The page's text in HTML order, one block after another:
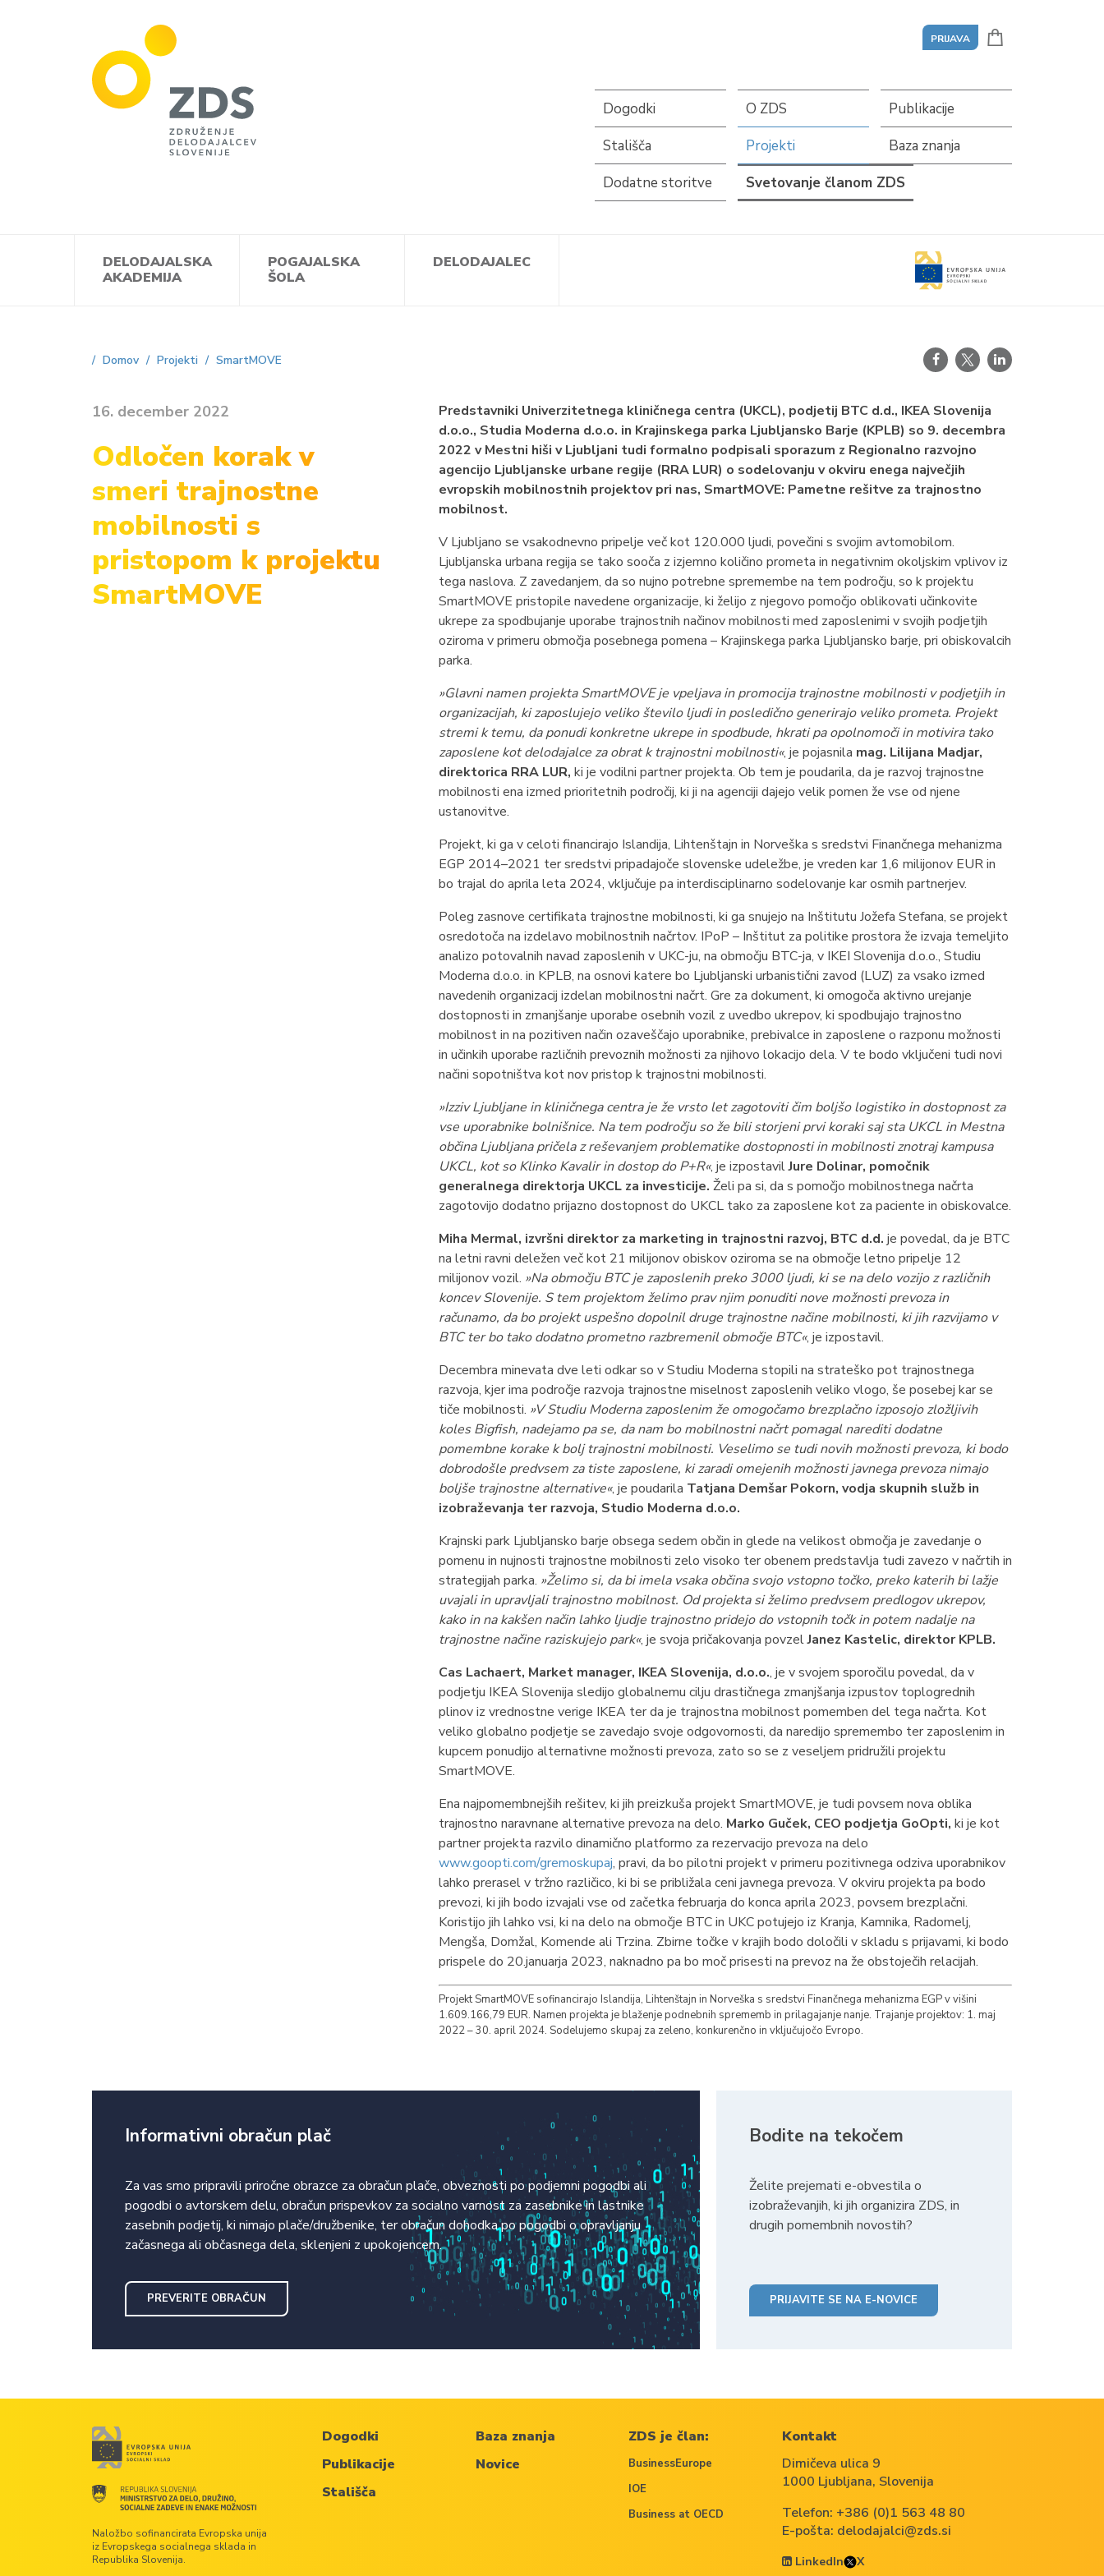
PRIJAVA
Dogodki O ZDS
Publikacije
Stališča
Projekti
Baza znanja
Dodatne storitve
Svetovanje članom ZDS
DELODAJALSKA
AKADEMIJA
POGAJALSKA
ŠOLA
DELODAJALEC
Domov Projekti SmartMOVE
16. december 2022
Odločen korak v
smeri trajnostne
mobilnosti s
pristopom k projektu
SmartMOVE
Predstavniki Univerzitetnega kliničnega centra (UKCL), podjetij BTC d.d., IKEA Slovenija
d.o.o., Studia Moderna d.o.o. in Krajinskega parka Ljubljansko Barje (KPLB) so 9. decembra
2022 v Mestni hiši v Ljubljani tudi formalno podpisali sporazum z Regionalno razvojno
agencijo Ljubljanske urbane regije (RRA LUR) o sodelovanju v okviru enega največjih
evropskih mobilnostnih projektov pri nas, SmartMOVE: Pametne rešitve za trajnostno
mobilnost.
V Ljubljano se vsakodnevno pripelje več kot 120.000 ljudi, povečini s svojim avtomobilom.
Ljubljanska urbana regija se tako sooča z izjemno količino prometa in negativnim okoljskim vplivov iz
tega naslova. Z zavedanjem, da so nujno potrebne spremembe na tem področju, so k projektu
SmartMOVE pristopile navedene organizacije, ki želijo z njegovo pomočjo oblikovati učinkovite
ukrepe za spodbujanje uporabe trajnostnih načinov mobilnosti med zaposlenimi v svojih podjetjih
oziroma v primeru območja posebnega pomena – Krajinskega parka Ljubljansko barje, pri obiskovalcih
parka.
»Glavni namen projekta SmartMOVE je vpeljava in promocija trajnostne mobilnosti v podjetjih in
organizacijah, ki zaposlujejo veliko število ljudi in posledično generirajo veliko prometa. Projekt
stremi k temu, da ponudi konkretne ukrepe in spodbude, hkrati pa opolnomoči in motivira tako
zaposlene kot delodajalce za obrat k trajnostni mobilnosti«, je pojasnila mag. Lilijana Madjar,
direktorica RRA LUR, ki je vodilni partner projekta. Ob tem je poudarila, da je razvoj trajnostne
mobilnosti ena izmed prioritetnih področij, ki ji na agenciji dajejo velik pomen že vse od njene
ustanovitve.
Projekt, ki ga v celoti financirajo Islandija, Lihtenštajn in Norveška s sredstvi Finančnega mehanizma
EGP 2014–2021 ter sredstvi pripadajoče slovenske udeležbe, je vreden kar 1,6 milijonov EUR in
bo trajal do aprila leta 2024, vključuje pa interdisciplinarno sodelovanje kar osmih partnerjev.
Poleg zasnove certifikata trajnostne mobilnosti, ki ga snujejo na Inštitutu Jožefa Stefana, se projekt
osredotoča na izdelavo mobilnostnih načrtov. IPoP – Inštitut za politike prostora že izvaja temeljito
analizo potovalnih navad zaposlenih v UKC-ju, na območju BTC-ja, v IKEI Slovenija d.o.o., Studiu
Moderna d.o.o. in KPLB, na osnovi katere bo Ljubljanski urbanistični zavod (LUZ) za vsako izmed
navedenih organizacij izdelan mobilnostni načrt. Gre za dokument, ki omogoča aktivno urejanje
dostopnosti in zmanjšanje uporabe osebnih vozil z uvedbo ukrepov, ki spodbujajo trajnostno
mobilnost in na pozitiven način ozaveščajo uporabnike, prebivalce in zaposlene o razponu možnosti
in učinkih uporabe različnih prevoznih možnosti za njihovo lokacijo dela. V te bodo vključeni tudi novi
načini sopotništva kot nov pristop k trajnostni mobilnosti.
»Izziv Ljubljane in kliničnega centra je že vrsto let zagotoviti čim boljšo logistiko in dostopnost za
vse uporabnike bolnišnice. Na tem področju so že bili storjeni prvi koraki saj sta UKCL in Mestna
občina Ljubljana pričela z reševanjem problematike dostopnosti in mobilnosti znotraj kampusa
UKCL, kot so Klinko Kavalir in dostop do P+R«, je izpostavilJure Dolinar, pomočnik
generalnega direktorja UKCL za investicije. Želi pa si, da s pomočjo mobilnostnega načrta
zagotovijo dodatno prijazno dostopnost do UKCL tako za zaposlene kot za paciente in obiskovalce.
Miha Mermal, izvršni direktor za marketing in trajnostni razvoj, BTC d.d. je povedal, da je BTC
na letni ravni deležen več kot 21 milijonov obiskov oziroma se na območje letno pripelje 12
milijonov vozil. »Na območju BTC je zaposlenih preko 3000 ljudi, ki se na delo vozijo z različnih
koncev Slovenije. S tem projektom želimo prav njim ponuditi nove možnosti prevoza in
računamo, da bo projekt uspešno dopolnil druge trajnostne načine mobilnosti, ki jih razvijamo v
BTC ter bo tako dodatno prometno razbremenil območje BTC«, je izpostavil.
Decembra minevata dve leti odkar so v Studiu Moderna stopili na strateško pot trajnostnega
razvoja, kjer ima področje razvoja trajnostne miselnost zaposlenih veliko vlogo, še posebej kar se
tiče mobilnosti. »V Studiu Moderna zaposlenim že omogočamo brezplačno izposojo zložljivih
koles Bigfish, nadejamo pa se, da nam bo mobilnostni načrt pomagal narediti dodatne
pomembne korake k bolj trajnostni mobilnosti. Veselimo se tudi novih možnosti prevoza, ki bodo
dobrodošle predvsem za tiste zaposlene, ki zaradi omejenih možnosti javnega prevoza nimajo
boljše trajnostne alternative«, je poudarila Tatjana Demšar Pokorn, vodja skupnih služb in
izobraževanja ter razvoja, Studio Moderna d.o.o.
Krajnski park Ljubljansko barje obsega sedem občin in glede na velikost območja je zavedanje o
pomenu in nujnosti trajnostne mobilnosti zelo visoko ter obenem predstavlja tudi zavezo v načrtih in
strategijah parka. »Želimo si, da bi imela vsaka občina svojo vstopno točko, preko katerih bi lažje
uvajali in upravljali trajnostno mobilnost. Od projekta si želimo predvsem predlogov ukrepov,
kako in na kakšen način lahko ljudje trajnostno pridejo do vstopnih točk in potem nadalje na
trajnostne načine raziskujejo park«, je svoja pričakovanja povzelJanez Kastelic, direktor KPLB.
Cas Lachaert, Market manager, IKEA Slovenija, d.o.o., je v svojem sporočilu povedal, da v
podjetju IKEA Slovenija sledijo globalnemu cilju drastičnega zmanjšanja izpustov toplogrednih
plinov iz vrednostne verige IKEA ter da je trajnostna mobilnost pomemben del tega načrta. Kot
veliko globalno podjetje se zavedajo svoje odgovornosti, da naredijo spremembo ter zaposlenim in
kupcem ponudijo alternativne možnosti prevoza, zato so se z veseljem pridružili projektu
SmartMOVE.
Ena najpomembnejših rešitev, ki jih preizkuša projekt SmartMOVE, je tudi povsem nova oblika
trajnostno naravnane alternative prevoza na delo. Marko Guček, CEO podjetja GoOpti, ki je kot
partner projekta razvilo dinamično platformo za rezervacijo prevoza na delo
www.goopti.com/gremoskupaj, pravi, da bo pilotni projekt v primeru pozitivnega odziva uporabnikov
lahko prerasel v tržno različico, ki bi se približala ceni javnega prevoza. V okviru projekta pa bodo
prevozi, ki jih bodo izvajali vse od začetka februarja do konca aprila 2023, povsem brezplačni.
Koristijo jih lahko vsi, ki na delo na območje BTC in UKC potujejo iz Kranja, Kamnika, Radomelj,
Mengša, Domžal, Komende ali Trzina. Zbirne točke v krajih bodo določili v skladu s prijavami, ki bodo
prispele do 20.januarja 2023, naknadno pa bo moč prisesti na prevoz na že obstoječih relacijah.
Projekt SmartMOVE sofinancirajo Islandija, Lihtenštajn in Norveška s sredstvi Finančnega mehanizma EGP v višini
1.609.166,79 EUR. Namen projekta je blaženje podnebnih sprememb in prilagajanje nanje. Trajanje projektov: 1. maj
2022 – 30. april 2024. Sodelujemo skupaj za zeleno, konkurenčno in vključujočo Evropo.
Informativni obračun plač
Za vas smo pripravili priročne obrazce za obračun plače, obveznosti po podjemni pogodbi ali
pogodbi o avtorskem delu, obračun prispevkov za socialno varnost za zasebnike in lastnike
zasebnih podjetij, ki nimajo plače/družbenike, ter obračun dohodka po pogodbi o opravljanju
začasnega ali občasnega dela, sklenjeni z upokojencem.
PREVERITE OBRAČUN
Bodite na tekočem
Želite prejemati e-obvestila o
izobraževanjih, ki jih organizira ZDS, in
drugih pomembnih novostih?
PRIJAVITE SE NA E-NOVICE
Naložbo sofinancirata Evropska unija
iz Evropskega socialnega sklada in
Republika Slovenija.
Dogodki
Publikacije
Stališča
Baza znanja
Novice
ZDS je član:
BusinessEurope
IOE
Business at OECD
Kontakt
Dimičeva ulica 9
1000 Ljubljana, Slovenija
Telefon: +386 (0)1 563 48 80
E-pošta: delodajalci@zds.si
LinkedIn X